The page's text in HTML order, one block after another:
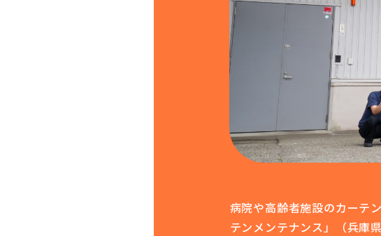
病院や高齢者施設のカーテ
テンメンテナンス」（兵庫